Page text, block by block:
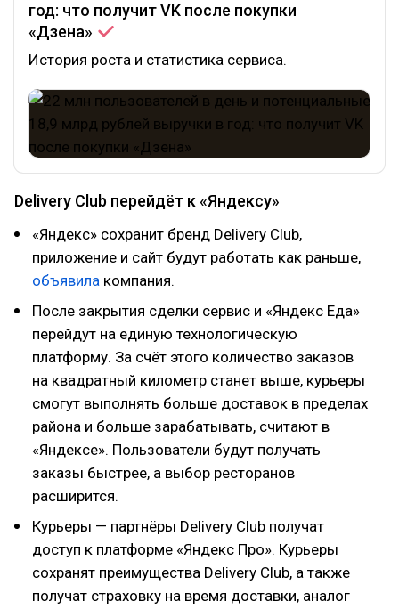
год: что получит VK после покупки
«Дзена»
История роста и статистика сервиса.
Delivery Club перейдёт к «Яндексу»
«Яндекс» сохранит бренд Delivery Club,
приложение и сайт будут работать как раньше,
объявила компания.
После закрытия сделки сервис и «Яндекс Еда»
перейдут на единую технологическую
платформу. За счёт этого количество заказов
на квадратный километр станет выше, курьеры
смогут выполнять больше доставок в пределах
района и больше зарабатывать, считают в
«Яндексе». Пользователи будут получать
заказы быстрее, а выбор ресторанов
расширится.
Курьеры — партнёры Delivery Club получат
доступ к платформе «Яндекс Про». Курьеры
сохранят преимущества Delivery Club, а также
получат страховку на время доставки, аналог